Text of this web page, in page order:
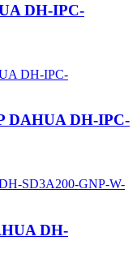
DH-IPC-
DAHUA DH-IPC-
DH-